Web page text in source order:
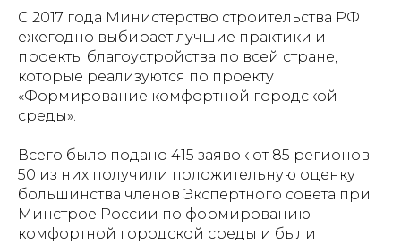
С 2017 года Министерство строительства РФ
ежегодно выбирает лучшие практики и
проекты благоустройства по всей стране,
которые реализуются по проекту
«Формирование комфортной городской
среды».
Всего было подано 415 заявок от 85 регионов.
50 из них получили положительную оценку
большинства членов Экспертного совета при
Минстрое России по формированию
комфортной городской среды и были